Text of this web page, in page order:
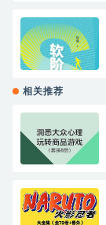
相关推荐